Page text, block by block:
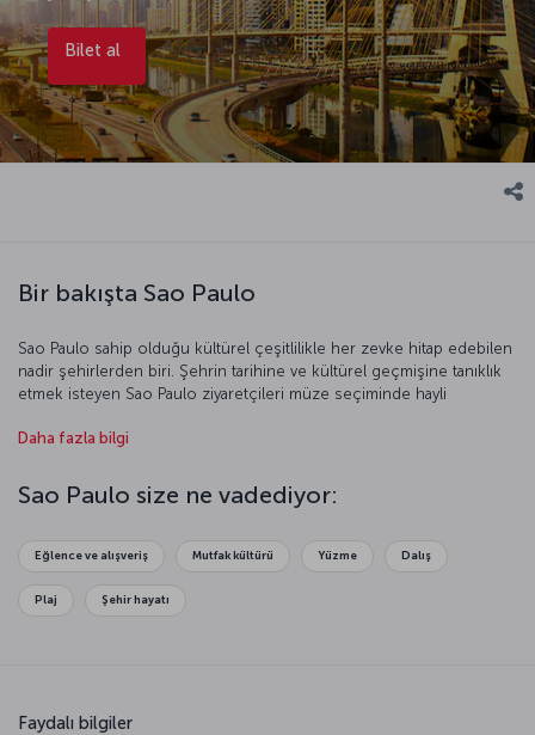
Bilet al
Bir bakışta Sao Paulo
Sao Paulo sahip olduğu kültürel çeşitlilikle her zevke hitap edebilen
nadir şehirlerden biri. Şehrin tarihine ve kültürel geçmişine tanıklık
etmek isteyen Sao Paulo ziyaretçileri müze seçiminde hayli
otobüs hatları, gezginlere şehirde ucuz ve hızlı ulaşım imkânı
kültür serüveninize kısa bir ara verip göleti, yürüyüş ve koşu
parkurlarıyla şehrin gözdesi olan Ibirapuera Parkı’ndaki bir kafede
Daha fazla bilgi
Sao Paulo size ne vadediyor:
Eğlence ve alışveriş Mutfak kültürü Yüzme Dalış
Plaj Şehir hayatı
Faydalı bilgiler